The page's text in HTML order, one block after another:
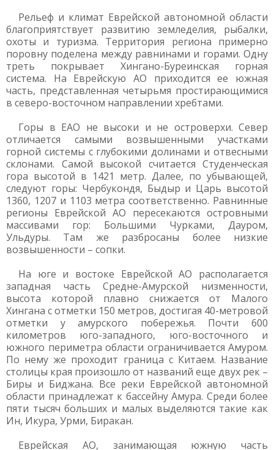
Рельеф и климат Еврейской автономной области
благоприятствует развитию земледелия, рыбалки,
охоты и туризма. Территория региона примерно
поровну поделена между равнинами и горами. Одну
треть покрывает Хингано-Буреинская горная
система. На Еврейскую АО приходится ее южная
часть, представленная четырьмя простирающимися
в северо-восточном направлении хребтами.
Горы в ЕАО не высоки и не островерхи. Север
отличается самыми возвышенными участками
горной системы с глубокими долинами и отвесными
склонами. Самой высокой считается Студенческая
гора высотой в 1421 метр. Далее, по убывающей,
следуют горы: Чербукондя, Быдыр и Царь высотой
1360, 1207 и 1103 метра соответственно. Равнинные
регионы Еврейской АО пересекаются островными
массивами гор: Большими Чурками, Дауром,
Ульдуры. Там же разбросаны более низкие
возвышенности – сопки.
На юге и востоке Еврейской АО располагается
западная часть Средне-Амурской низменности,
высота которой плавно снижается от Малого
Хингана с отметки 150 метров, достигая 40-метровой
отметки у амурского побережья. Почти 600
километров юго-западного, юго-восточного и
южного периметра области ограничивается Амуром.
По нему же проходит граница с Китаем. Название
столицы края произошло от названий еще двух рек –
Биры и Биджана. Все реки Еврейской автономной
области принадлежат к бассейну Амура. Среди более
пяти тысяч больших и малых выделяются такие как
Ин, Икура, Урми, Биракан.
Еврейская АО, занимающая южную часть